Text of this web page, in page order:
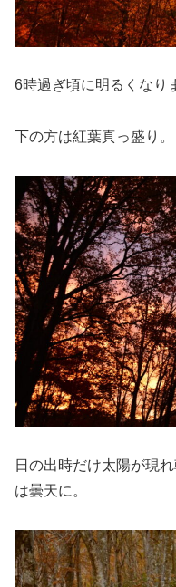
6時過ぎ頃に明るくなり
下の方は紅葉真っ盛り。
日の出時だけ太陽が現
は曇天に。